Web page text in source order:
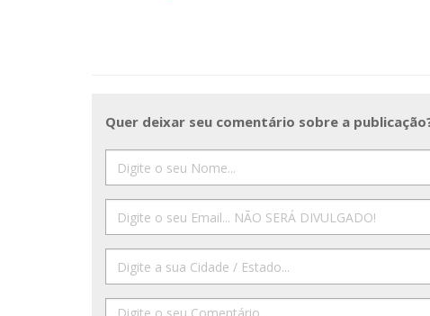
Quer deixar seu comentário sobre a